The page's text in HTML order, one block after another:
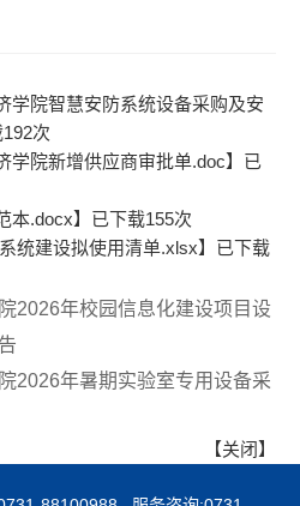
学院智慧安防系统设备采购及安
192次
学院新增供应商审批单.doc】已
本.docx】已下载155次
统建设拟使用清单.xlsx】已下载
2026年校园信息化建设项目设
2026年暑期实验室专用设备采
【关闭】